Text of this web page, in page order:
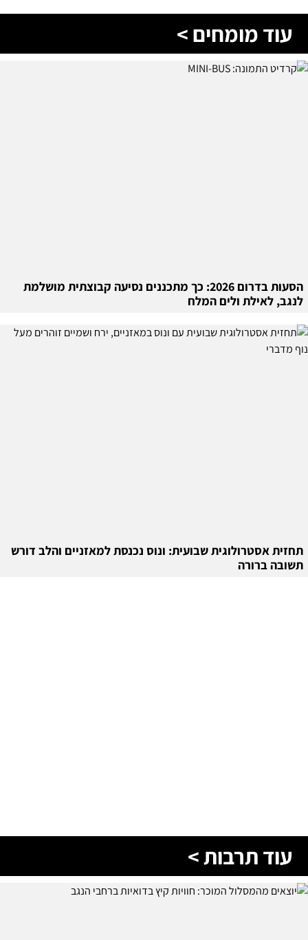
עוד מומחים >
הסעות בדרום 2026: כך מתכננים נסיעה קבוצתית מושלמת
לנגב, לאילת ולים המלח
תחזית אסטרולוגית שבועית: ונוס נכנסת למאזניים והלב דורש
תשובה ברורה
עוד תרבות >